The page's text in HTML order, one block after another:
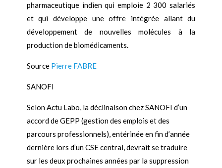
pharmaceutique indien qui emploie 2 300 salariés
et qui développe une offre intégrée allant du
développement de nouvelles molécules à la
production de biomédicaments.
Source Pierre FABRE
SANOFI
Selon Actu Labo, la déclinaison chez SANOFI d’un
accord de GEPP (gestion des emplois et des
parcours professionnels), entérinée en fin d’année
dernière lors d’un CSE central, devrait se traduire
sur les deux prochaines années par la suppression